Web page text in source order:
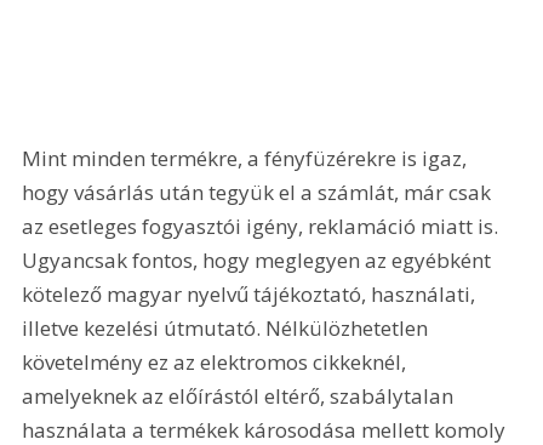
Mint minden termékre, a fényfüzérekre is igaz,
hogy vásárlás után tegyük el a számlát, már csak
az esetleges fogyasztói igény, reklamáció miatt is.
Ugyancsak fontos, hogy meglegyen az egyébként
kötelező magyar nyelvű tájékoztató, használati,
illetve kezelési útmutató. Nélkülözhetetlen
követelmény ez az elektromos cikkeknél,
amelyeknek az előírástól eltérő, szabálytalan
használata a termékek károsodása mellett komoly